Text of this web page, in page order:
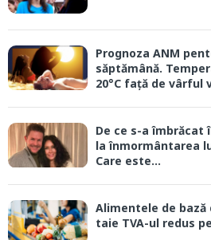
Prognoza ANM
săptămână.
20°C față de vârful
De ce s-a îmbrăcat
la înmormântarea
Care este...
Alimentele de bază
taie TVA-ul redus